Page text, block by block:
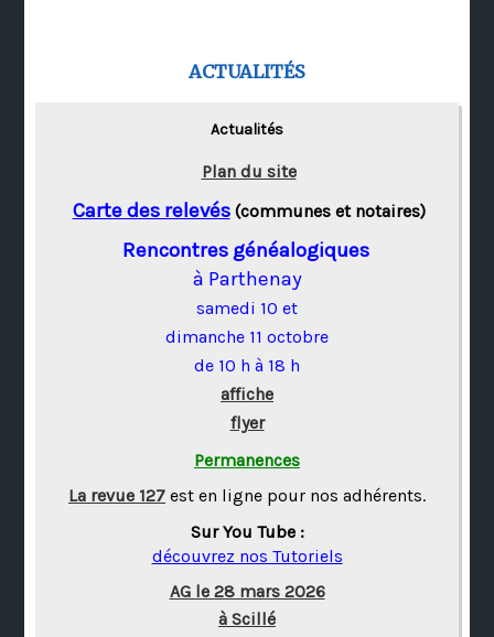
ACTUALITÉS
Actualités
Plan du site
Carte des relevés(communes et notaires)
Rencontres généalogiques
à Parthenay
samedi 10 et
dimanche 11 octobre
de 10 h à 18 h
affiche
flyer
Permanences
La revue 127 est en ligne pour nos adhérents.
Sur You Tube :
découvrez nos Tutoriels
AG le 28 mars 2026
à Scillé